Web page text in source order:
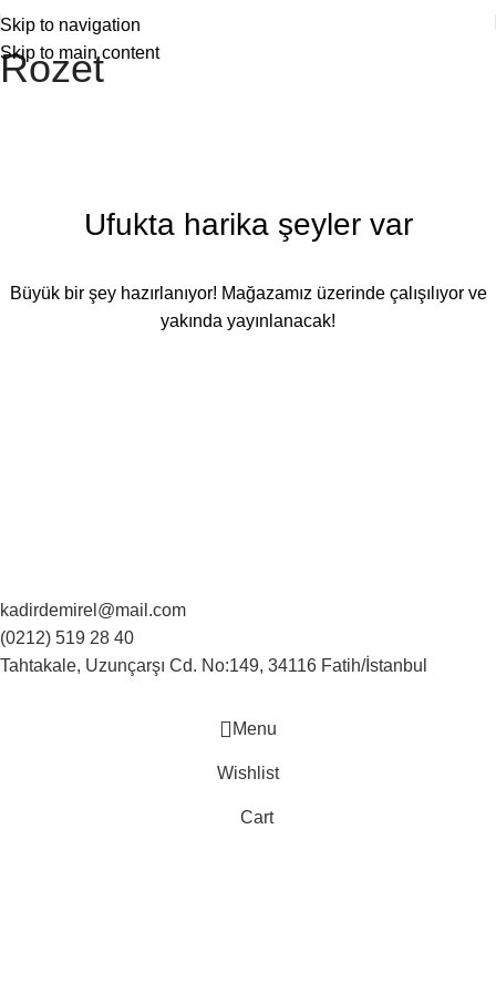
Skip to navigation
Skip to main content
Rozet
Ufukta harika şeyler var
Büyük bir şey hazırlanıyor! Mağazamız üzerinde çalışılıyor ve
yakında yayınlanacak!
kadirdemirel@mail.com
(0212) 519 28 40
Tahtakale, Uzunçarşı Cd. No:149, 34116 Fatih/İstanbul
Menu
Wishlist
Cart